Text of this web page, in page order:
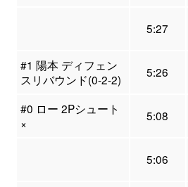
5:27
#1 陽本 ディフェン
スリバウンド(0-2-2)
5:26
#0 ロー 2Pシュート
×
5:08
5:06